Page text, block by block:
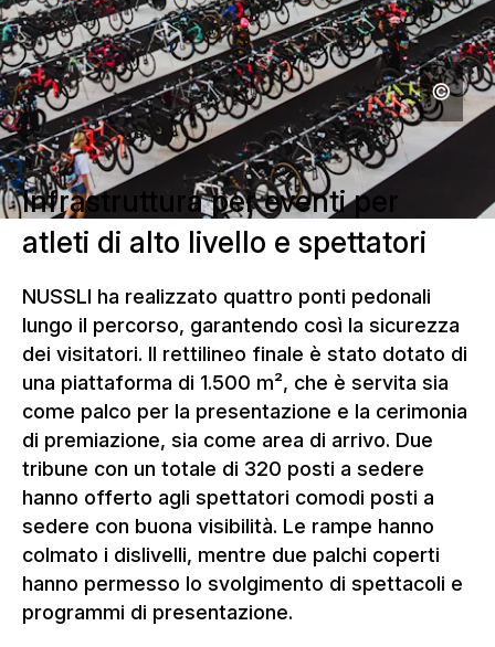
Infrastruttura per eventi per
atleti di alto livello e spettatori
NUSSLI ha realizzato quattro ponti pedonali
lungo il percorso, garantendo così la sicurezza
dei visitatori. Il rettilineo finale è stato dotato di
una piattaforma di 1.500 m², che è servita sia
come palco per la presentazione e la cerimonia
di premiazione, sia come area di arrivo. Due
tribune con un totale di 320 posti a sedere
hanno offerto agli spettatori comodi posti a
sedere con buona visibilità. Le rampe hanno
colmato i dislivelli, mentre due palchi coperti
hanno permesso lo svolgimento di spettacoli e
programmi di presentazione.